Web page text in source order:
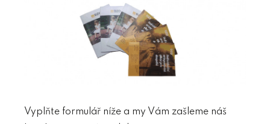
Vyplňte formulář níže a my Vám zašleme náš